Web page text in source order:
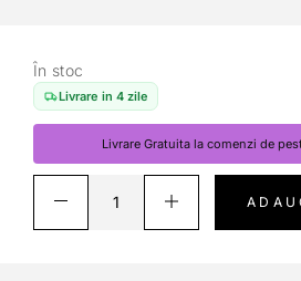
În stoc
Livrare in 4 zile
Livrare Gratuita la comenzi de